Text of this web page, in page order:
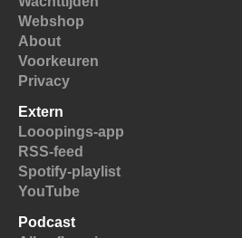
Webshop
About
Voorkeuren
Privacy
Extern
Looopings-app
RSS-feed
Spotify-playlist
YouTube
Podcast